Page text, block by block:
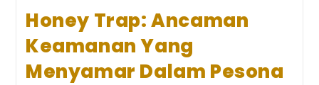
Honey Trap: Ancaman
Keamanan Yang
Menyamar Dalam Pesona